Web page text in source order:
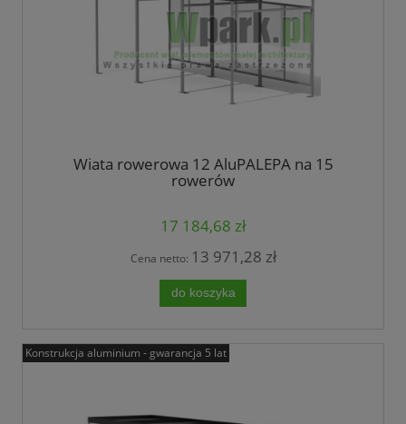
Wiata rowerowa 12 AluPALEPA na 15
rowerów
17 184,68 zł
Cena netto: 13 971,28 zł
do koszyka
Konstrukcja aluminium - gwarancja 5 lat